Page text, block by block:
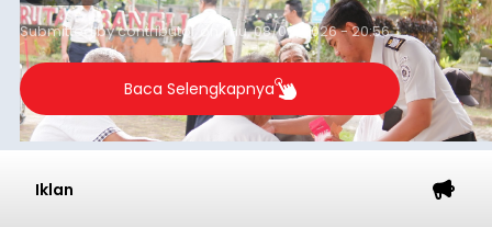
Submitted bycontributor Thu, 08/06/2026 - 20:56
Baca Selengkapnya
Iklan